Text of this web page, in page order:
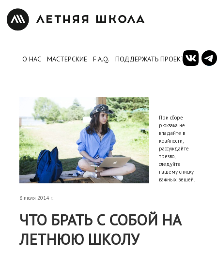
О НАС МАСТЕРСКИЕ F.A.Q. ПОДДЕРЖАТЬ ПРОЕКТ
При сборе
рюкзака не
впадайте в
крайности,
рассуждайте
трезво,
следуйте
нашему списку
важных вещей.
8 июля 2014 г.
ЧТО БРАТЬ С СОБОЙ НА
ЛЕТНЮЮ ШКОЛУ